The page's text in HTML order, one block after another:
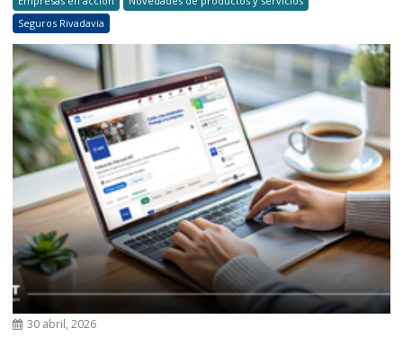
Seguros Rivadavia
30 abril, 2026